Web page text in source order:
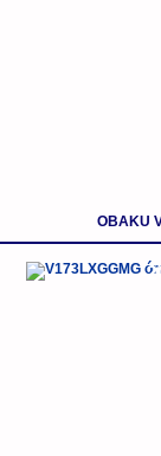
OBAKU
-